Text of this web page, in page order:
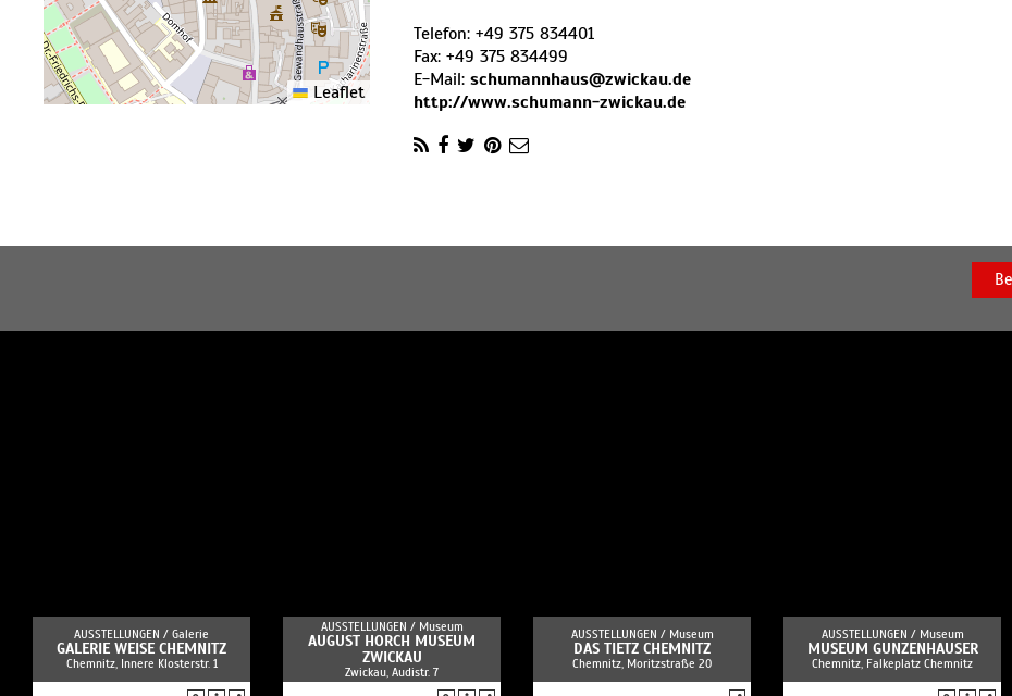
Leaflet
Telefon: +49 375 834401
Fax: +49 375 834499
E-Mail: schumannhaus@zwickau.de
http://www.schumann-zwickau.de
AUSSTELLUNGEN / Galerie
GALERIE WEISE CHEMNITZ
Chemnitz, Innere Klosterstr. 1
AUSSTELLUNGEN / Museum
AUGUST HORCH MUSEUM
ZWICKAU
Zwickau, Audistr. 7
AUSSTELLUNGEN / Museum
DAS TIETZ CHEMNITZ
Chemnitz, Moritzstraße 20
AUSSTELLUNGEN / Museum
MUSEUM GUNZENHAUSER
Chemnitz, Falkeplatz Chemnitz